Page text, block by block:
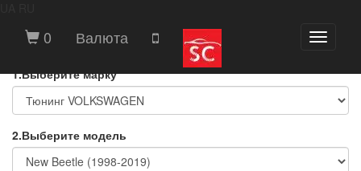
Toggle
0 Валюта
ВЫБЕРИТЕ МАРКУ И МОДЕЛЬ
АВТОМОБИЛЯ
1.Выберите марку
2.Выберите модель